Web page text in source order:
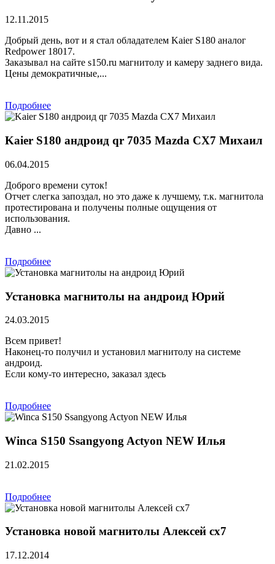
12.11.2015
Добрый день, вот и я стал обладателем Kaier S180 аналог
Redpower 18017.
Заказывал на сайте s150.ru магнитолу и камеру заднего вида.
Цены демократичные,...
Подробнее
Kaier S180 андроид qr 7035 Mazda CX7 Михаил
06.04.2015
Доброго времени суток!
Отчет слегка запоздал, но это даже к лучшему, т.к. магнитола
протестирована и получены полные ощущения от
использования.
Давно ...
Подробнее
Установка магнитолы на андроид Юрий
24.03.2015
Всем привет!
Наконец-то получил и установил магнитолу на системе
андроид.
Если кому-то интересно, заказал здесь
Подробнее
Winca S150 Ssangyong Actyon NEW Илья
21.02.2015
Подробнее
Установка новой магнитолы Алексей сх7
17.12.2014